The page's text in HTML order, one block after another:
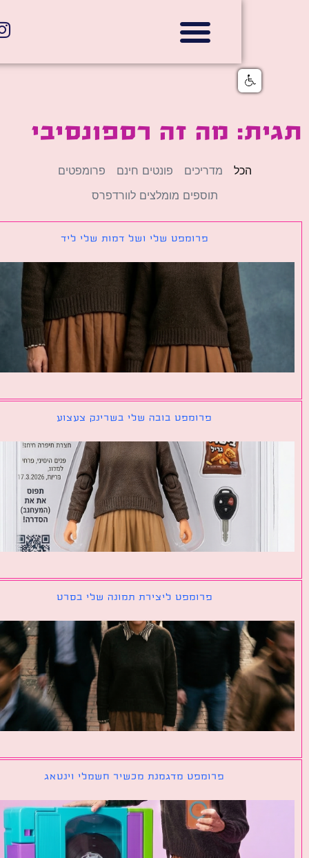
מה זה רספונסיבי
מדריכים פונטים חינם
פרומפטים
תוספים מומלצים לוורדפרס
פרומפט שלי ושל דמות שלי ליד
פרומפט בובה שלי בשרינק צעצוע
פרומפט ליצירת תמונה שלי בסרט
פרומפט מדגמנת מכשיר חשמלי וינטאג